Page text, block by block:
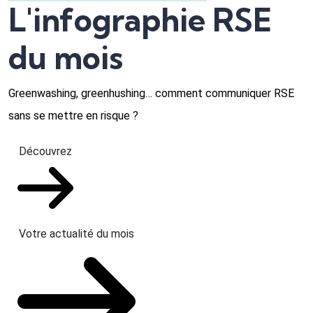
L'infographie RSE
du mois
Greenwashing, greenhushing… comment communiquer RSE
sans se mettre en risque ?
Découvrez
Votre actualité du mois